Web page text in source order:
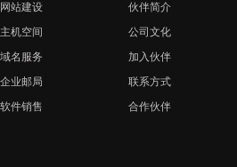
网站建设
主机空间
域名服务
企业邮局
软件销售
伙伴简介
公司文化
加入伙伴
联系方式
合作伙伴